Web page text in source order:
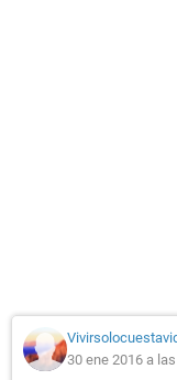
30 ene 2016 a